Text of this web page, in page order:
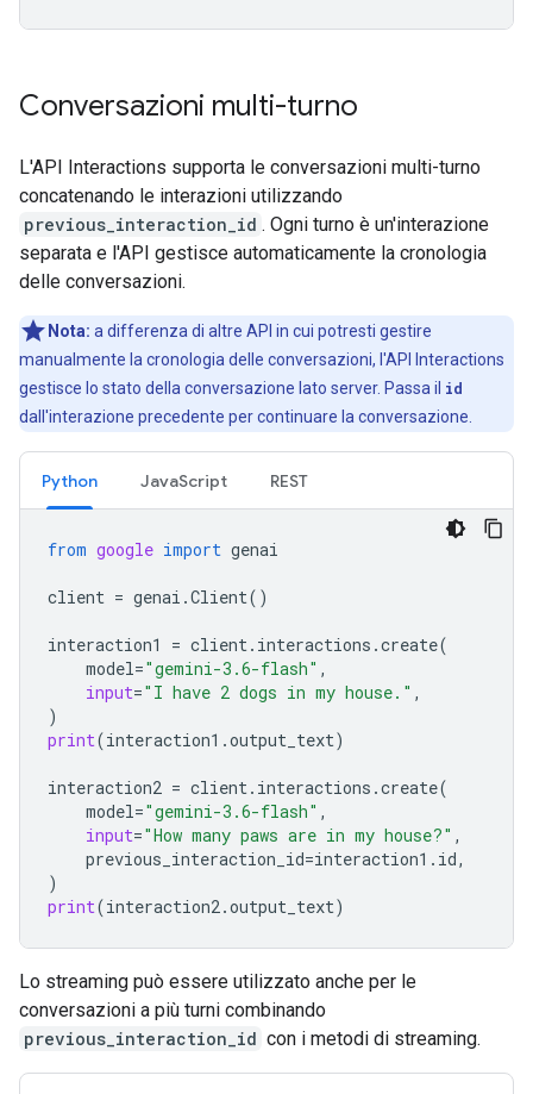
Conversazioni multi-turno
L'API Interactions supporta le conversazioni multi-turno
concatenando le interazioni utilizzando
previous_interaction_id . Ogni turno è un'interazione
separata e l'API gestisce automaticamente la cronologia
delle conversazioni.
Nota: a differenza di altre API in cui potresti gestire
manualmente la cronologia delle conversazioni, l'API Interactions
gestisce lo stato della conversazione lato server. Passa il id
dall'interazione precedente per continuare la conversazione.
Python JavaScript REST
from google import genai
client = genai .Client()
interaction1 = client. interactions .create(
model="gemini-3.6-flash" ,
input="I have 2 dogs in my house." ,
)
print(interaction1 .output_text)
interaction2 = client. interactions .create(
model="gemini-3.6-flash" ,
input="How many paws are in my house?" ,
previous_interaction_id=interaction1 . id,
)
print(interaction2.output_text)
Lo streaming può essere utilizzato anche per le
conversazioni a più turni combinando
previous_interaction_id con i metodi di streaming.